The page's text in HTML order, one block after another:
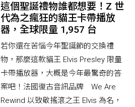
這個聖誕禮物誰都想要！Z 世
代為之瘋狂的貓王卡帶播放
器，全球限量 1,957 台
若你還在苦惱今年聖誕節的交換禮
物，那麼這款貓王 Elvis Presley 限量
卡帶播放器，大概是今年最驚奇的答
案吧！法國復古音訊品牌 We Are
Rewind 以致敬搖滾之王 Elvis 為名，